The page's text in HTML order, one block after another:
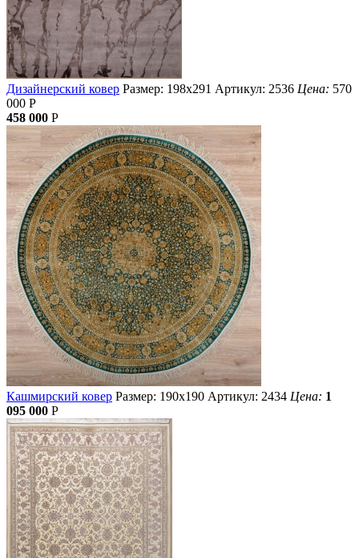
Дизайнерский ковер Размер: 198х291 Артикул: 2536 Цена: 570
000 Р
458 000 Р
Кашмирский ковер Размер: 190х190 Артикул: 2434 Цена: 1
095 000 Р